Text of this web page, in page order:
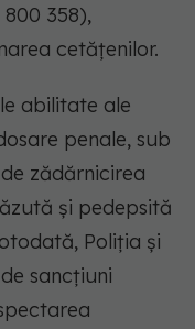
800 358),
cetățenilor.
abilitate ale
penale, sub
zădărnicirea
şi pedepsită
Poliția și
sancțiuni